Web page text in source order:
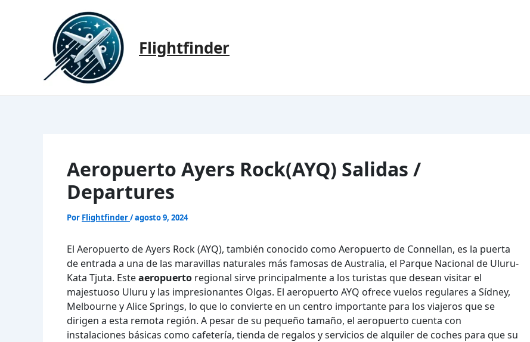
Flightfinder
Aeropuerto Ayers Rock(AYQ) Salidas /
Departures
Por Flightfinder/agosto 9, 2024
El Aeropuerto de Ayers Rock (AYQ), también conocido como Aeropuerto de Connellan, es la puerta
de entrada a una de las maravillas naturales más famosas de Australia, el Parque Nacional de Uluru-
Kata Tjuta. Esteaeropuerto regional sirve principalmente a los turistas que desean visitar el
majestuoso Uluru y las impresionantes Olgas. El aeropuerto AYQ ofrece vuelos regulares a Sídney,
Melbourne y Alice Springs, lo que lo convierte en un centro importante para los viajeros que se
dirigen a esta remota región. A pesar de su pequeño tamaño, el aeropuerto cuenta con
instalaciones básicas como cafetería, tienda de regalos y servicios de alquiler de coches para que su